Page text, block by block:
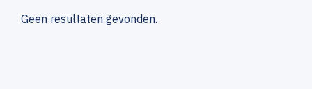
Geen resultaten gevonden.